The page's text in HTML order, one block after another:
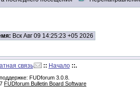
Вск Авг 09 14:25:23 +05 2026
связь :: Начало ::.
FUDforum 3.0.8.
FUDforum Bulletin Board Software